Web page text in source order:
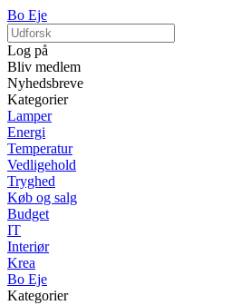
Bo Eje
Log på
Bliv medlem
Nyhedsbreve
Kategorier
Lamper
Energi
Temperatur
Vedligehold
Tryghed
Køb og salg
Budget
IT
Interiør
Krea
Bo Eje
Kategorier